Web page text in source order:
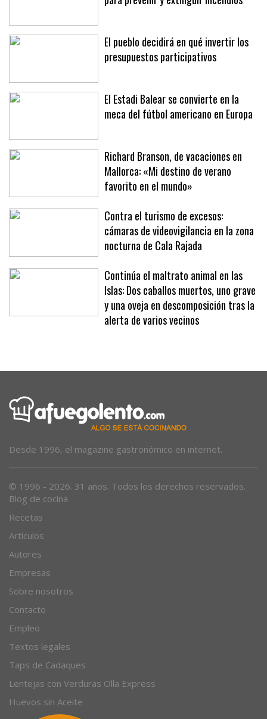
Aprobado un Plan de Emergencias
El pueblo decidirá en qué invertir los
El Estadi Balear se convierte en la
Richard Branson, de vacaciones en
Mallorca: «Mi destino de verano
favorito en el mundo»
Contra el turismo de excesos:
cámaras de videovigilancia en la zona
nocturna de Cala Rajada
Continúa el maltrato animal en las
Islas: Dos caballos muertos, uno grave
y una oveja en descomposición tras la
Blog de cocina
Recetas
Artículos
Autores
Empresas
Sobre nosotros
Contacto
Empleo
Textos legales
Taps de Cadaques
Lentejas con Verduras Olla Express